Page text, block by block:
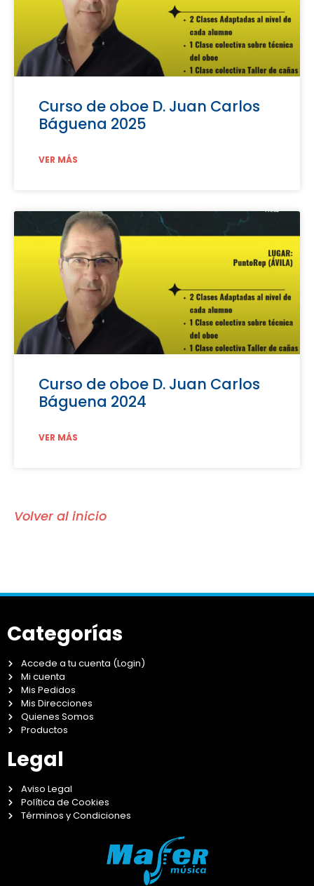
Curso de oboe D. Juan Carlos
Báguena 2025
VER MÁS
Curso de oboe D. Juan Carlos
Báguena 2024
VER MÁS
Volver al inicio
Categorías
Accede a tu cuenta (Login)
Mi cuenta
Mis Pedidos
Mis Direcciones
Quienes Somos
Productos
Legal
Aviso Legal
Política de Cookies
Términos y Condiciones